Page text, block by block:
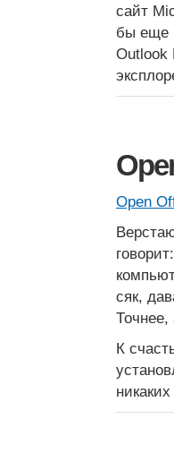
сайт
бы еще
Outlook
Open
сяк,
Точнее,
К